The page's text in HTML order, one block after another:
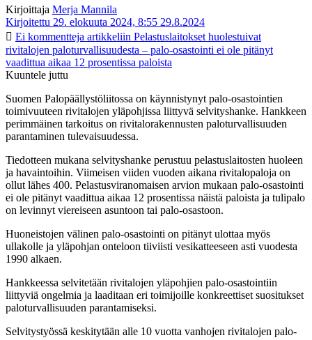
Kirjoittaja Merja Mannila
Kirjoitettu 29. elokuuta 2024, 8:55 29.8.2024
Ei kommentteja artikkeliin Pelastuslaitokset huolestuivat
rivitalojen paloturvallisuudesta – palo-osastointi ei ole pitänyt
vaadittua aikaa 12 prosentissa paloista
Kuuntele juttu
Suomen Palopäällystöliitossa on käynnistynyt palo-osastointien
toimivuuteen rivitalojen yläpohjissa liittyvä selvityshanke. Hankkeen
perimmäinen tarkoitus on rivitalorakennusten paloturvallisuuden
parantaminen tulevaisuudessa.
Tiedotteen mukana selvityshanke perustuu pelastuslaitosten huoleen
ja havaintoihin. Viimeisen viiden vuoden aikana rivitalopaloja on
ollut lähes 400. Pelastusviranomaisen arvion mukaan palo-osastointi
ei ole pitänyt vaadittua aikaa 12 prosentissa näistä paloista ja tulipalo
on levinnyt viereiseen asuntoon tai palo-osastoon.
Huoneistojen välinen palo-osastointi on pitänyt ulottaa myös
ullakolle ja yläpohjan onteloon tiiviisti vesikatteeseen asti vuodesta
1990 alkaen.
Hankkeessa selvitetään rivitalojen yläpohjien palo-osastointiin
liittyviä ongelmia ja laaditaan eri toimijoille konkreettiset suositukset
paloturvallisuuden parantamiseksi.
Selvitystyössä keskitytään alle 10 vuotta vanhojen rivitalojen palo-